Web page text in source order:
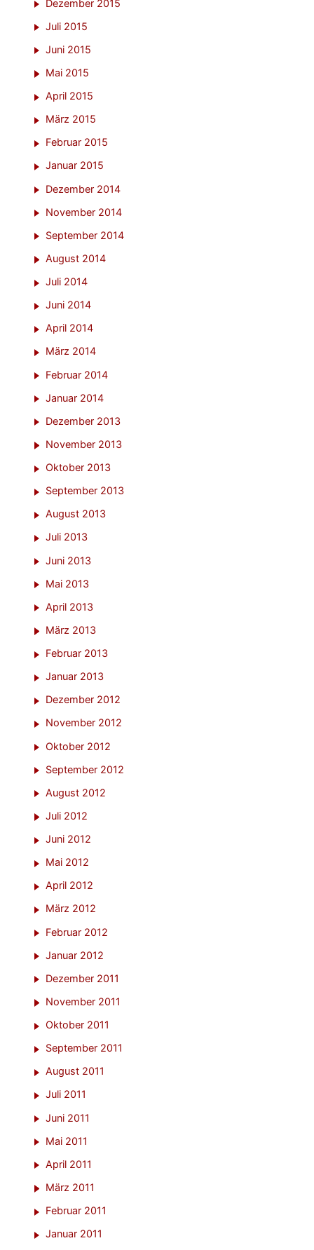
Dezember 2015
Juli 2015
Juni 2015
Mai 2015
April 2015
März 2015
Februar 2015
Januar 2015
Dezember 2014
November 2014
September 2014
August 2014
Juli 2014
Juni 2014
April 2014
März 2014
Februar 2014
Januar 2014
Dezember 2013
November 2013
Oktober 2013
September 2013
August 2013
Juli 2013
Juni 2013
Mai 2013
April 2013
März 2013
Februar 2013
Januar 2013
Dezember 2012
November 2012
Oktober 2012
September 2012
August 2012
Juli 2012
Juni 2012
Mai 2012
April 2012
März 2012
Februar 2012
Januar 2012
Dezember 2011
November 2011
Oktober 2011
September 2011
August 2011
Juli 2011
Juni 2011
Mai 2011
April 2011
März 2011
Februar 2011
Januar 2011